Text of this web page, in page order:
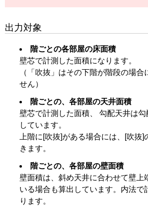
出力対象
階ごとの各部屋の床面積
壁芯で計測した面積になります。
（「吹抜」はその下階が階段の場合
せん）
階ごとの、各部屋の天井面積
壁芯で計測した面積、 勾配天井は
しています。
上階に[吹抜]がある場合には、[吹抜
きます。
階ごとの、各部屋の壁面積
壁面積は、斜め天井に合わせて壁上
いる場合も算出しています。内法で
ります。